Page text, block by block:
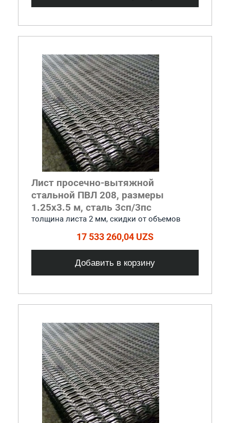
Лист просечно-вытяжной
стальной ПВЛ 208, размеры
1.25x3.5 м, сталь 3сп/3пс
толщина листа 2 мм, cкидки от объемов
17 533 260,04 UZS
Добавить в корзину